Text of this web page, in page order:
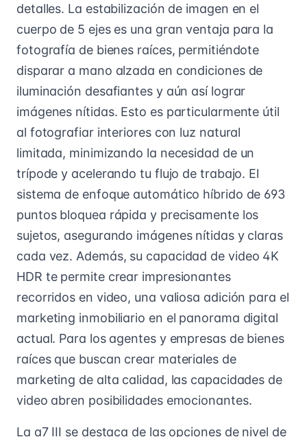
detalles. La estabilización de imagen en el
cuerpo de 5 ejes es una gran ventaja para la
fotografía de bienes raíces, permitiéndote
disparar a mano alzada en condiciones de
iluminación desafiantes y aún así lograr
imágenes nítidas. Esto es particularmente útil
al fotografiar interiores con luz natural
limitada, minimizando la necesidad de un
trípode y acelerando tu flujo de trabajo. El
sistema de enfoque automático híbrido de 693
puntos bloquea rápida y precisamente los
sujetos, asegurando imágenes nítidas y claras
cada vez. Además, su capacidad de video 4K
HDR te permite crear impresionantes
recorridos en video, una valiosa adición para el
marketing inmobiliario en el panorama digital
actual. Para los agentes y empresas de bienes
raíces que buscan crear materiales de
marketing de alta calidad, las capacidades de
video abren posibilidades emocionantes.
La a7 III se destaca de las opciones de nivel de